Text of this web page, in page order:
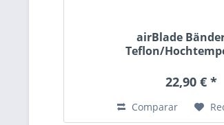
airBlade
Teflon/
22,90 € *
Comparar